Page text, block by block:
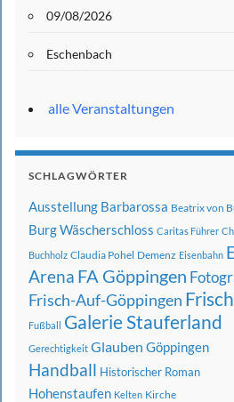
09/08/2026
Eschenbach
alle Veranstaltungen
SCHLAGWÖRTER
Ausstellung Barbarossa Beatrix von
Burg Wäscherschloss Caritas Führer
Buchholz Claudia Pohel Demenz Eisenbahn
Arena FA Göppingen
Frisch-Auf-Göppingen
Fußball Galerie Stauferland
Gerechtigkeit Glauben Göppingen
Handball Historischer Roman
Hohenstaufen Kelten Kirche